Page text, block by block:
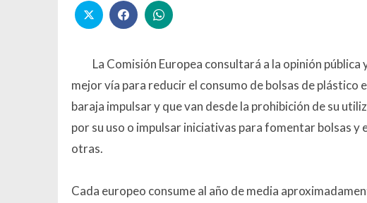
La Comisión Europea consultará a la opinión
mejor vía para reducir el consumo de bolsas de plástico
baraja impulsar y que van desde la prohibición de su
por su uso o impulsar iniciativas para fomentar bolsas
otras.
Cada europeo consume al año de media